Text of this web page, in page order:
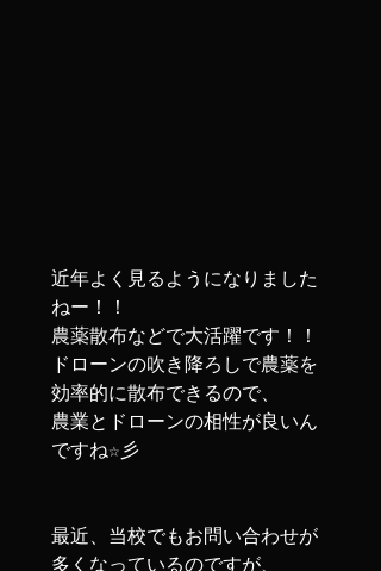
近年よく見るようになりました
ねー！！
農薬散布などで大活躍です！！
ドローンの吹き降ろしで農薬を
効率的に散布できるので、
農業とドローンの相性が良いん
ですね☆彡
最近、当校でもお問い合わせが
多くなっているのですが、